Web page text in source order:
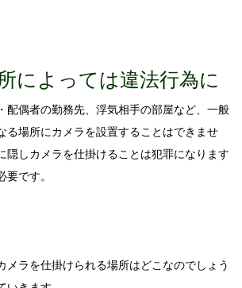
によっては違法行為に
配偶者の勤務先、浮気相手の部屋など、一般
る場所にカメラを設置することはできませ
隠しカメラを仕掛けることは犯罪になります
です。
メラを仕掛けられる場所はどこなのでしょう